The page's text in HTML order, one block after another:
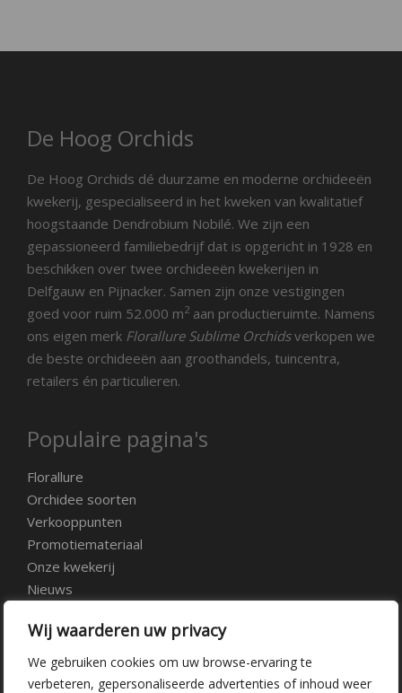
Wij waarderen uw privacy
We gebruiken cookies om uw browse-ervaring te
verbeteren, gepersonaliseerde advertenties of inhoud weer
De Hoog Orchids
De Hoog Orchids dé duurzame en moderne orchideeën
kwekerij, gespecialiseerd in het kweken van kwalitatief
hoogstaande Dendrobium Nobilé. We zijn een
gepassioneerd familiebedrijf dat is opgericht in 1928 en
beschikken over twee orchideeën kwekerijen in
Delfgauw en Pijnacker. Samen zijn onze vestigingen
goed voor ruim 52.000 m2 aan productieruimte. Namens
ons eigen merk Florallure Sublime Orchidsverkopen we
de beste orchideeën aan groothandels, tuincentra,
retailers én particulieren.
Populaire pagina's
Florallure
Orchidee soorten
Verkooppunten
Promotiemateriaal
Onze kwekerij
Nieuws
Veelgestelde vragen
Vacatures
Contact